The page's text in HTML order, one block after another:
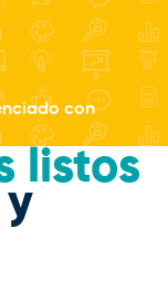
con
listos
y